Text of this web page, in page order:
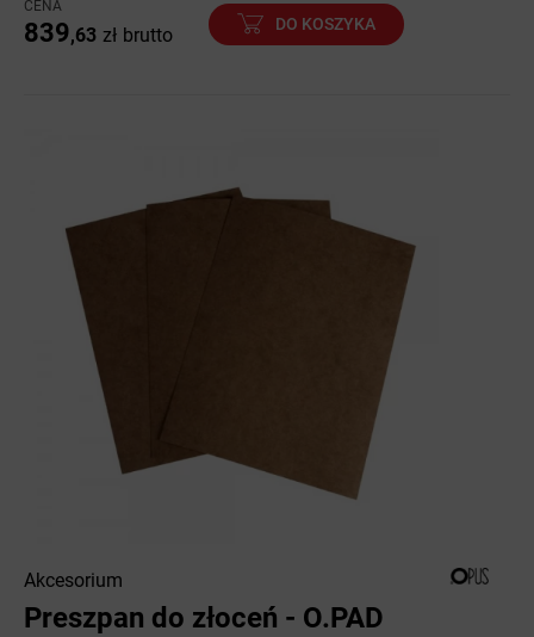
CENA
839,63 zł brutto
DO KOSZYKA
Akcesorium
Preszpan do złoceń - O.PAD